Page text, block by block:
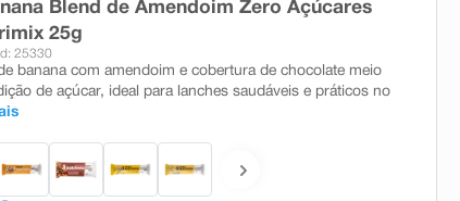
Blend de Amendoim Zero Açúcares
25g
25330
banana com amendoim e cobertura de chocolate meio
de açúcar, ideal para lanches saudáveis e práticos no